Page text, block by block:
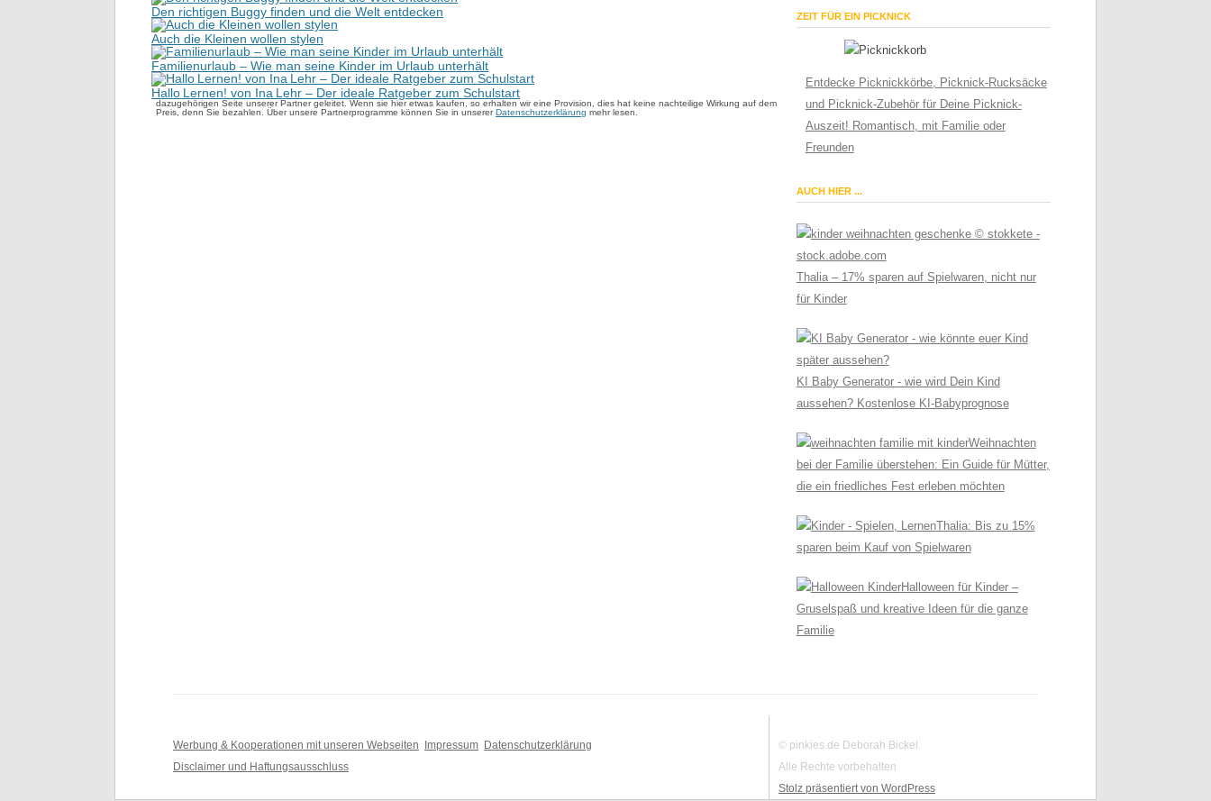
Den richtigen Buggy finden und die Welt entdecken
Auch die Kleinen wollen stylen
Familienurlaub – Wie man seine Kinder im Urlaub unterhält
Hallo Lernen! von Ina Lehr – Der ideale Ratgeber zum Schulstart
ZEIT FÜR EIN PICKNICK
Entdecke Picknickkörbe, Picknick-Rucksäcke
und Picknick-Zubehör für Deine Picknick-
Auszeit! Romantisch, mit Familie oder
Freunden
AUCH HIER ...
Thalia – 17% sparen auf Spielwaren, nicht nur
für Kinder
KI Baby Generator - wie wird Dein Kind
aussehen? Kostenlose KI-Babyprognose
Weihnachten
bei der Familie überstehen: Ein Guide für Mütter,
die ein friedliches Fest erleben möchten
Thalia: Bis zu 15%
sparen beim Kauf von Spielwaren
Halloween für Kinder –
Gruselspaß und kreative Ideen für die ganze
Familie
dazugehörigen Seite unserer Partner geleitet. Wenn sie hier etwas kaufen, so erhalten wir eine Provision, dies hat keine nachteilige Wirkung auf dem
Preis, denn Sie bezahlen. Über unsere Partnerprogramme können Sie in unsererDatenschutzerklärung mehr lesen.
Werbung & Kooperationen mit unseren Webseiten Impressum Datenschutzerklärung
Disclaimer und Haftungsausschluss
© pinkies.de Deborah Bickel.
Alle Rechte vorbehalten
Stolz präsentiert von WordPress